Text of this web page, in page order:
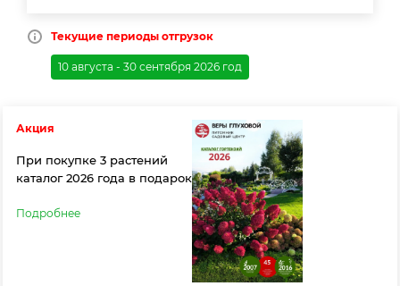
Текущие периоды отгрузок
10 августа - 30 сентября 2026 год
Акция
При покупке 3 растений
каталог 2026 года в подарок
Подробнее